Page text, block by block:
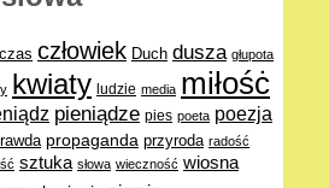
czas człowiek Duch dusza głupota
kwiaty ludzie media miłośċ
pieniądze pies poeta poezja
propaganda przyroda radość
sztuka słowa wieczność wiosna